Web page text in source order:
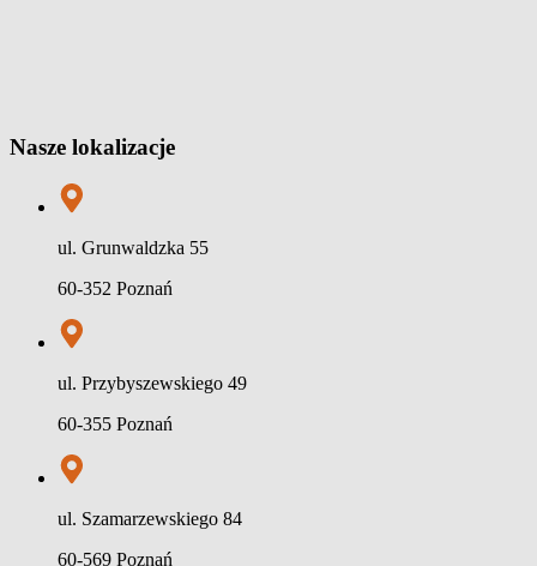
Nasze lokalizacje
ul. Grunwaldzka 55
60-352 Poznań
ul. Przybyszewskiego 49
60-355 Poznań
ul. Szamarzewskiego 84
60-569 Poznań